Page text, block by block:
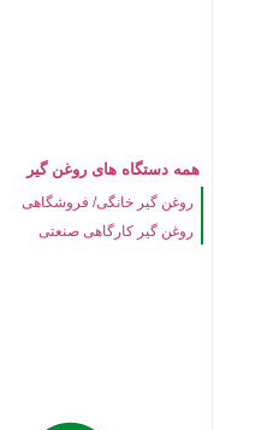
همه دستگاه های روغن گیر
روغن گیر خانگی/ فروشگاهی
روغن گیر کارگاهی صنعتی